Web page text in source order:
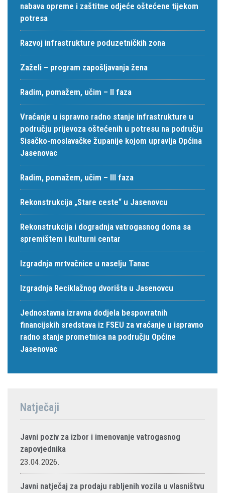
nabava opreme i zaštitne odjeće oštećene tijekom
potresa
Razvoj infrastrukture poduzetničkih zona
Zaželi – program zapošljavanja žena
Radim, pomažem, učim – II faza
Vraćanje u ispravno radno stanje infrastrukture u
području prijevoza oštećenih u potresu na području
Sisačko-moslavačke županije kojom upravlja Općina
Jasenovac
Radim, pomažem, učim – III faza
Rekonstrukcija „Stare ceste“ u Jasenovcu
Rekonstrukcija i dogradnja vatrogasnog doma sa
spremištem i kulturni centar
Izgradnja mrtvačnice u naselju Tanac
Izgradnja Reciklažnog dvorišta u Jasenovcu
Jednostavna izravna dodjela bespovratnih
financijskih sredstava iz FSEU za vraćanje u ispravno
radno stanje prometnica na području Općine
Jasenovac
Natječaji
Javni poziv za izbor i imenovanje vatrogasnog
zapovjednika
23.04.2026.
Javni natječaj za prodaju rabljenih vozila u vlasništvu